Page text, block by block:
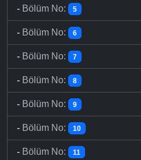
- Bölüm No: 5
- Bölüm No: 6
- Bölüm No: 7
- Bölüm No: 8
- Bölüm No: 9
- Bölüm No: 10
- Bölüm No: 11